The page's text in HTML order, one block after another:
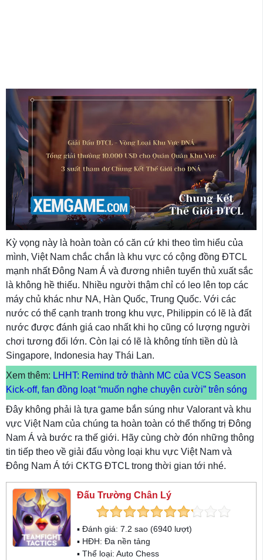
Kỳ vọng này là hoàn toàn có căn cứ khi theo tìm hiểu của
mình, Việt Nam chắc chắn là khu vực có cộng đồng ĐTCL
mạnh nhất Đông Nam Á và đương nhiên tuyển thủ xuất sắc
là không hề thiếu. Nhiều người thậm chỉ có leo lên top các
máy chủ khác như NA, Hàn Quốc, Trung Quốc. Với các
nước có thể cạnh tranh trong khu vực, Philippin có lẽ là đất
nước được đánh giá cao nhất khi họ cũng có lượng người
chơi tương đối lớn. Còn lại có lẽ là không tính tiền dù là
Singapore, Indonesia hay Thái Lan.
Xem thêm: LHHT: Remind trở thành MC của VCS Season
Kick-off, fan đồng loạt “muốn nghe chuyện cười” trên sóng
Đây không phải là tựa game bắn súng như Valorant và khu
vực Việt Nam của chúng ta hoàn toàn có thể thống trị Đông
Nam Á và bước ra thế giới. Hãy cùng chờ đón những thông
tin tiếp theo về giải đấu vòng loại khu vực Việt Nam và
Đông Nam Á tới CKTG ĐTCL trong thời gian tới nhé.
Đấu Trường Chân Lý
▪ Đánh giá: 7.2 sao (6940 lượt)
▪ HĐH: Đa nền tảng
▪ Thể loại: Auto Chess